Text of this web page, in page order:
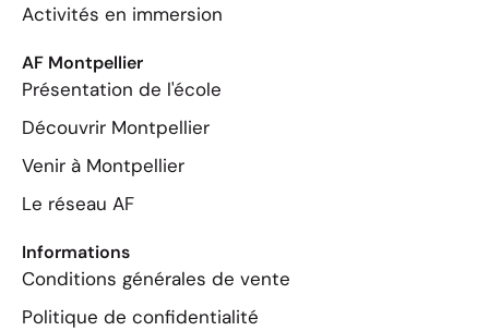
Activités en immersion
AF Montpellier
Présentation de l'école
Découvrir Montpellier
Venir à Montpellier
Le réseau AF
Informations
Conditions générales de vente
Politique de confidentialité